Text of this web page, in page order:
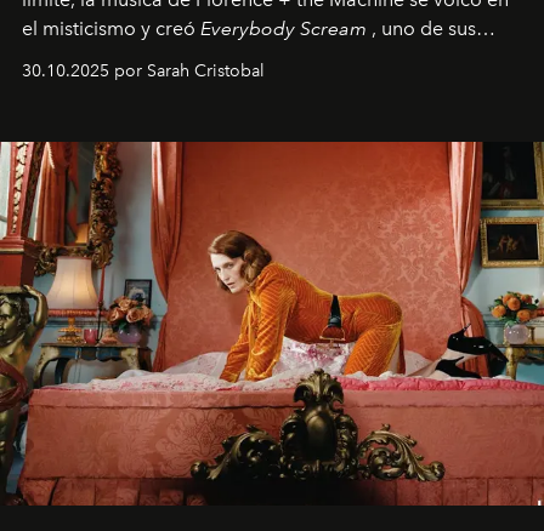
el misticismo y creó Everybody Scream , uno de sus
álbumes más profundos hasta la fecha.
30.10.2025 por Sarah Cristobal